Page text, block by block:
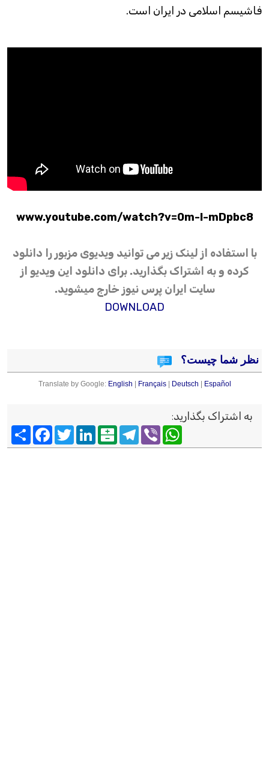
فاشیسم اسلامی در ایران است.
www.youtube.com/watch?v=0m-l-mDpbc8
با استفاده از لینک زیر می توانید ویدیوی مزبور را دانلود
کرده و به اشتراک بگذارید. برای دانلود این ویدیو از
سایت ایران پرس نیوز خارج میشوید.
DOWNLOAD
نظر شما چیست؟
Translate by Google: English Français| Deutsch Español
به اشتراک بگذارید:
FacebookTwitter
LinkedInBalatarin
TelegramViber
WhatsApp